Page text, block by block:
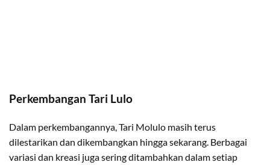
Perkembangan Tari Lulo
Dalam perkembangannya, Tari Molulo masih terus
dilestarikan dan dikembangkan hingga sekarang. Berbagai
variasi dan kreasi juga sering ditambahkan dalam setiap